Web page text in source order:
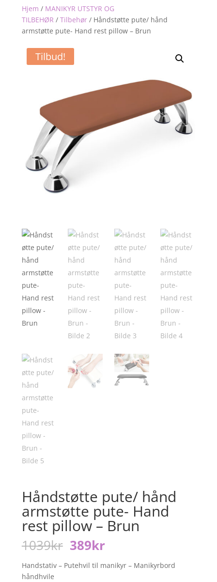
Hjem / MANIKYR UTSTYR OG
TILBEHØR / Tilbehør/ Håndstøtte pute/ hånd
armstøtte pute- Hand rest pillow – Brun
Tilbud!
Håndstøtte pute/ hånd
armstøtte pute- Hand
rest pillow – Brun
1039kr Opprinnelig
pris
var:
389krNåværende
er:
Handstativ – Putehvil til manikyr – Manikyrbord
håndhvile